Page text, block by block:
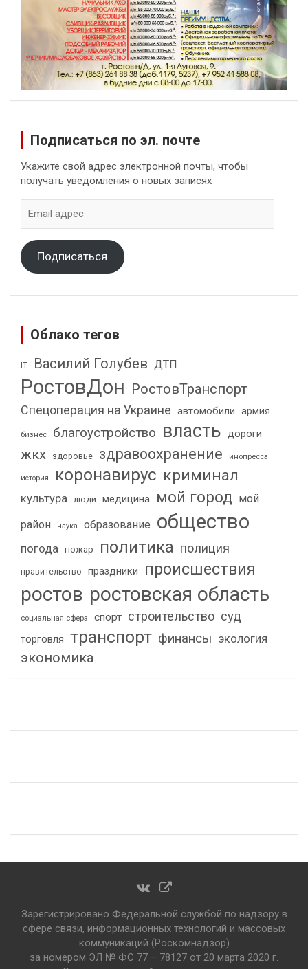
Подписаться по эл. почте
Укажите свой адрес электронной почты, чтобы
получать уведомления о новых записях
адрес
Подписаться
Облако тегов
IT Василий Голубев ДТП
РостовДон РостовТранспорт
Спецоперация на Украине автомобили армия
бизнес благоустройство власть дороги
жкх здоровье здравоохранение инопресса
история коронавирус криминал
культура люди медицина мой город мой
район
наука образование общество
погода пожар политика полиция
правительство праздники происшествия
ростов ростовская область
социальная сфера спорт строительство суд
торговля транспорт финансы экология
экономика
Зарегистрировано Федеральной службой по надзору в
сфере связи, информационных технологий и массовых
коммуникаций (Роскомнадзор)
за номером ЭЛ № ФС 77 – 78127 от 20 марта 2020 г.